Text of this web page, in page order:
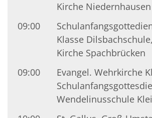
Kirche Niedernhausen
09:00
Klasse
Kirche Spachbrücken
09:00
Evangel. Wehrkirche
Wendelinusschule